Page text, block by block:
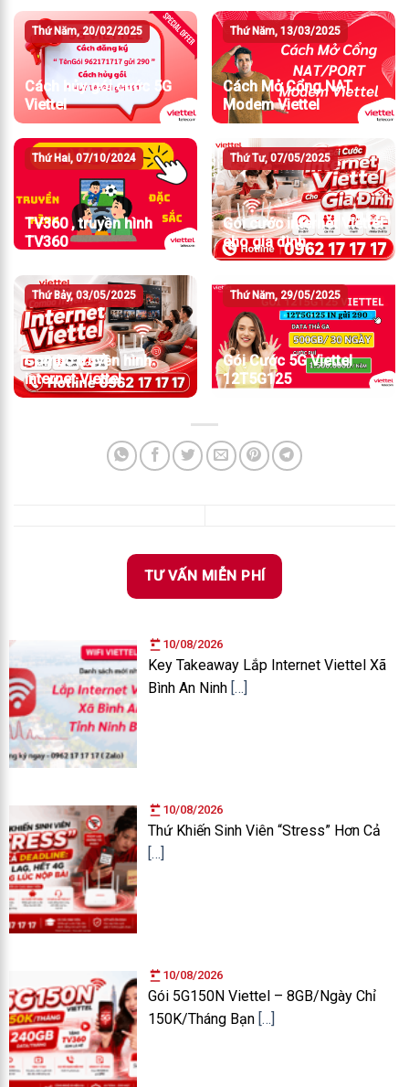
10/08/2026
Key Takeaway Lắp Internet Viettel Xã
Bình An Ninh […]
10/08/2026
Thứ Khiến Sinh Viên “Stress” Hơn Cả
[…]
10/08/2026
Gói 5G150N Viettel – 8GB/Ngày Chỉ
150K/Tháng Bạn […]
Thứ Năm, 20/02/2025
Cách hủy gói cước 5G
Viettel
Thứ Năm, 13/03/2025
Cách Mở Cổng NAT
Modem Viettel
Thứ Hai, 07/10/2024
TV360 , truyền hình
TV360
Thứ Tư, 07/05/2025
Gói cước internet Viettel
cho gia đình
Thứ Bảy, 03/05/2025
Combo truyền hình
internet Viettel
Thứ Năm, 29/05/2025
Gói Cước 5G Viettel
12T5G125
TƯ VẤN MIỄN PHÍ